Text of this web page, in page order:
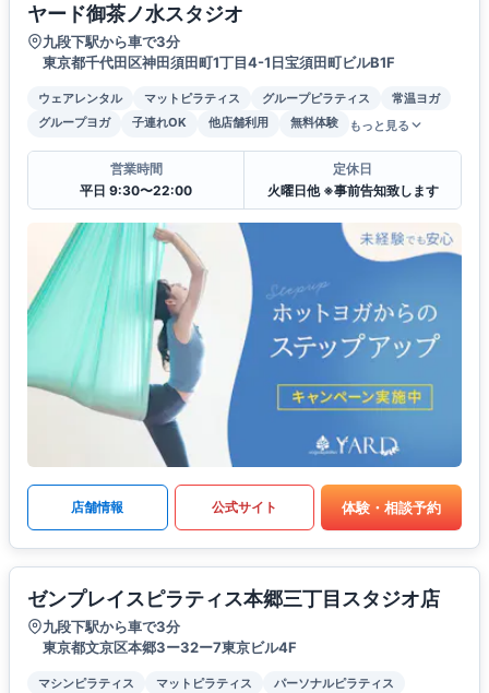
ヤード御茶ノ水スタジオ
九段下駅から車で3分
東京都千代田区神田須田町1丁目4-1日宝須田町ビルB1F
ウェアレンタル マットピラティス グループピラティス
常温ヨガ
グループヨガ
子連れOK 他店舗利用 無料体験 もっと見る
営業時間
平日 9:30〜22:00
定休日
火曜日他 ※事前告知致します
店舗情報 公式サイト 体験・相談予約
ゼンプレイスピラティス本郷三丁目スタジオ店
九段下駅から車で3分
東京都文京区本郷3ー32ー7東京ビル4F
マシンピラティス マットピラティス
パーソナルピラティス